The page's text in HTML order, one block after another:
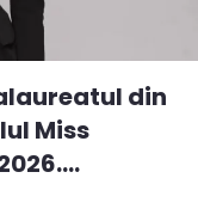
din
Miss